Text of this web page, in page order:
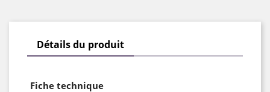
Détails du produit
Fiche technique